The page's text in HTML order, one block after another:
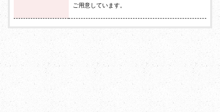
ご用意しています。